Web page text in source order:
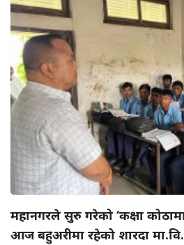
महानगरले सुरु गरेको ‘कक्षा
आज बहुअरीमा रहेको शारदा